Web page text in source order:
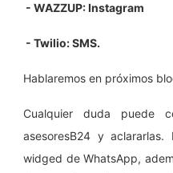
- WAZZUP: Instagram
- Twilio: SMS.
Hablaremos en próximos
Cualquier duda puede
asesoresB24 y
widged de WhatsApp,